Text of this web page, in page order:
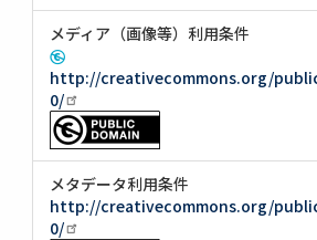
メディア（画像等）利用条件
http://creativecommons.org/
0/
メタデータ利用条件
http://creativecommons.org/
0/